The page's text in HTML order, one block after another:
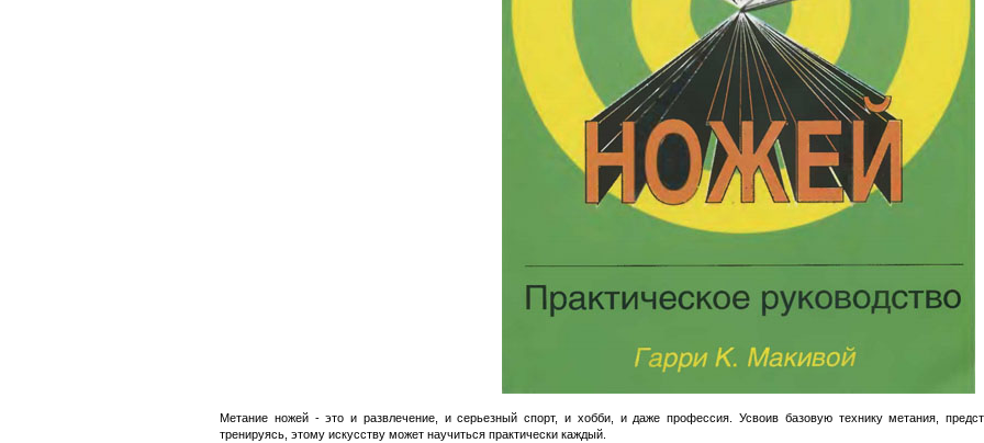
Метание ножей - это и развлечение, и серьезный спорт, и хобби, и даже профессия. Усвоив базовую технику метания,
тренируясь, этому искусству может научиться практически каждый.